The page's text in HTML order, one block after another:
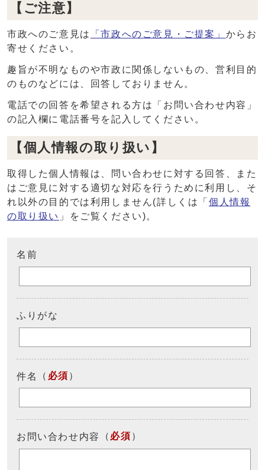
【ご注意】
市政へのご意見は 「市政へのご意見・ご提案」 からお
寄せください。
趣旨が不明なものや市政に関係しないもの、営利目的
のものなどには、回答しておりません。
電話での回答を希望される方は「お問い合わせ内容」
の記入欄に電話番号を記入してください。
【個人情報の取り扱い】
取得した個人情報は、問い合わせに対する回答、また
はご意見に対する適切な対応を行うために利用し、そ
れ以外の目的では利用しません(詳しくは「 個人情報
の取り扱い 」をご覧ください)。
名前
ふりがな
件名 （ 必須 ）
お問い合わせ内容 （ 必須 ）